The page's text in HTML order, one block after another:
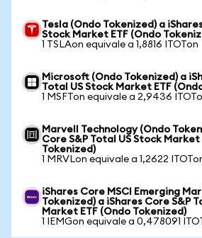
Tesla (Ondo Tokenized) a
Stock Market ETF (Ondo
1 TSLAon equivale a 1,8816 ITOTon
Microsoft (Ondo Tokenized) a
Total US Stock Market ETF
1 MSFTon equivale a 2,9436
Marvell Technology (Ondo
Core S&P Total US Stock Market
Tokenized)
1 MRVLon equivale a 1,2622
iShares Core MSCI Emerging
Tokenized) a iShares Core S&P
Market ETF (Ondo Tokenized)
1 IEMGon equivale a 0,478091